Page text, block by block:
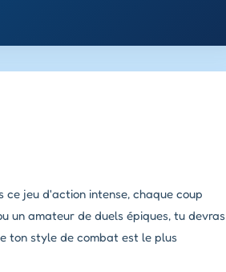
jeu d'action intense, chaque coup
un amateur de duels épiques, tu devras
ton style de combat est le plus